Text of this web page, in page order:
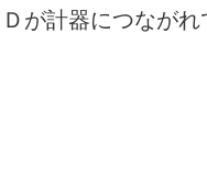
が計器につなが